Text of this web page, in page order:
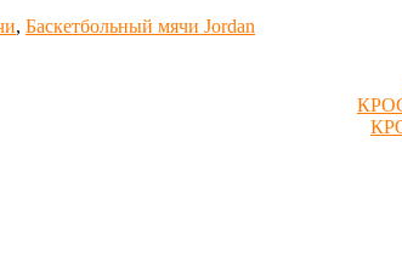
, Баскетбольный мячи Jordan